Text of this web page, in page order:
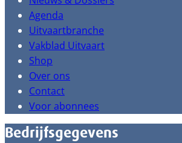
Agenda
Uitvaartbranche
Vakblad Uitvaart
Shop
Over ons
Contact
Voor abonnees
Bedrijfsgegevens